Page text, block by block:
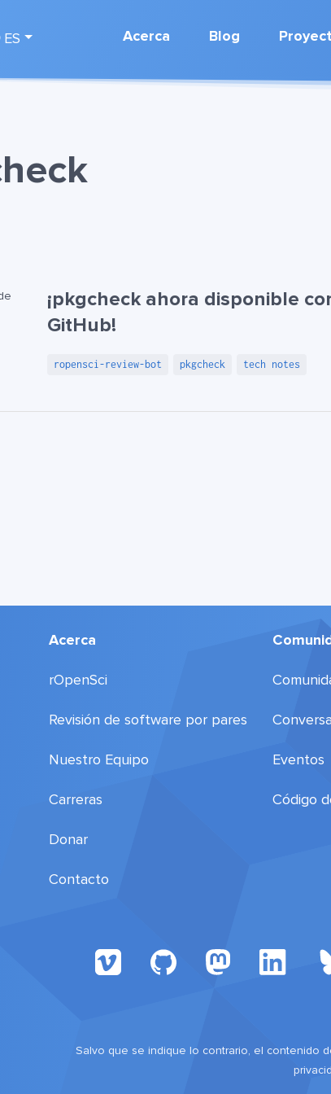
ES Acerca Blog
¡pkgcheck ahora disponible
GitHub!
ropensci-review-bot pkgcheck tech notes
Acerca
rOpenSci
Revisión de software por pares
Nuestro Equipo
Carreras
Donar
Contacto
Eventos
Código
Salvo que se indique lo contrario, el contenido